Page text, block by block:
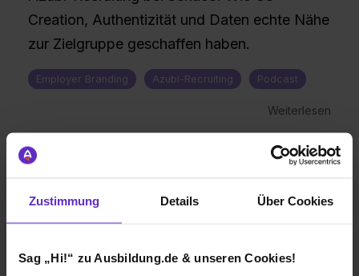
Zustimmung Details Über Cookies
Sag „Hi!“ zu Ausbildung.de & unseren Cookies!
Creation, Authentizität und Daten echte Nähe
zur Zielgruppe geschaffen haben.
Employer Branding Azubi-Recruiting Podcast
Weiterlesen